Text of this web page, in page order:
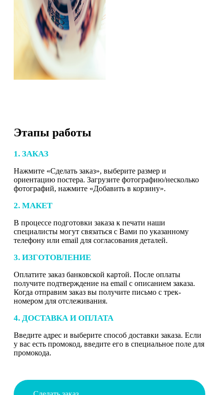
Этапы работы
1. ЗАКАЗ
Нажмите «Сделать заказ», выберите размер и
ориентацию постера. Загрузите фотографию/несколько
фотографий, нажмите «Добавить в корзину».
2. МАКЕТ
В процессе подготовки заказа к печати наши
специалисты могут связаться с Вами по указанному
телефону или email для согласования деталей.
3. ИЗГОТОВЛЕНИЕ
Оплатите заказ банковской картой. После оплаты
получите подтверждение на email с описанием заказа.
Когда отправим заказ вы получите письмо с трек-
номером для отслеживания.
4. ДОСТАВКА И ОПЛАТА
Введите адрес и выберите способ доставки заказа. Если
у вас есть промокод, введите его в специальное поле для
промокода.